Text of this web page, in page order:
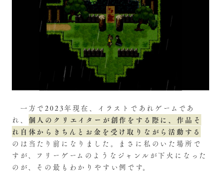
一方で2023年現在、イラストであれゲームであ
れ、 個人のクリエイターが創作をする際に、作品そ
れ自体からきちんとお金を受け取りながら活動する
のは当たり前になりました。まさに私のいた場所で
すが、フリーゲームのようなジャンルが下火になった
のが、その最もわかりやすい例です。